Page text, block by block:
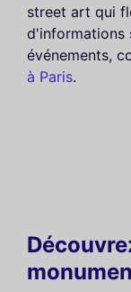
street art qui
d'informations
événements,
à Paris.